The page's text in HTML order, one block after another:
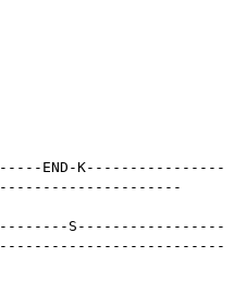
END-K----------------
S-----------------